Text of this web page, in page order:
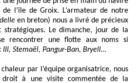
l’île de Groix. L’armateur de notre
en breton) nous a livré de précieux
stratégiques. Le dimanche, jour de la
rencontrer une flotte aux noms si
III, Stemaël, Pangur-Ban, Bryell…
par l’équipe organisatrice, nous
droit à une visite commentée de la